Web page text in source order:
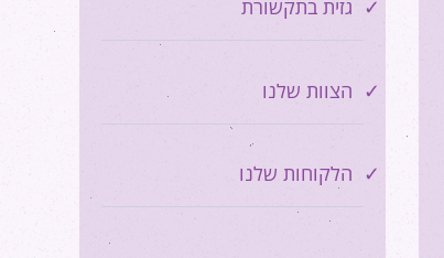
גזית בתקשורת
הצוות שלנו
הלקוחות שלנו